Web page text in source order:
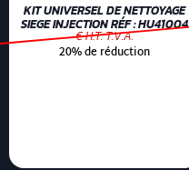
KIT UNIVERSEL DE NETTOYAGE
SIEGE INJECTION RÉF : HU41004
€ H.T. T.V.A.
20% de réduction